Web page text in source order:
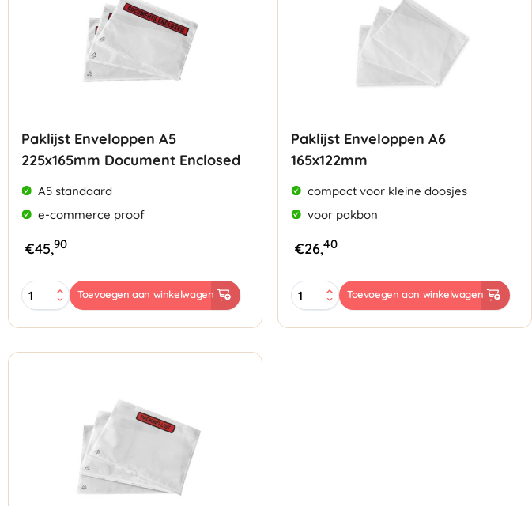
Paklijst Enveloppen A5
225x165mm Document Enclosed
A5 standaard
e-commerce proof
€45,90
Paklijst
Enveloppen
225x165mm
Document
Toevoegen aan winkelwagen
Paklijst Enveloppen A6
165x122mm
compact voor kleine doosjes
voor pakbon
€26,40
Paklijst
Enveloppen
165x122mm
Toevoegen aan winkelwagen